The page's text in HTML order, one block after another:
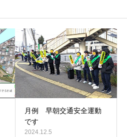
月例 早朝交通安全運動
です
2024.12.5